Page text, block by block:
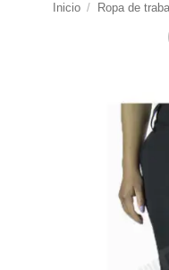
Inicio / Ropa de